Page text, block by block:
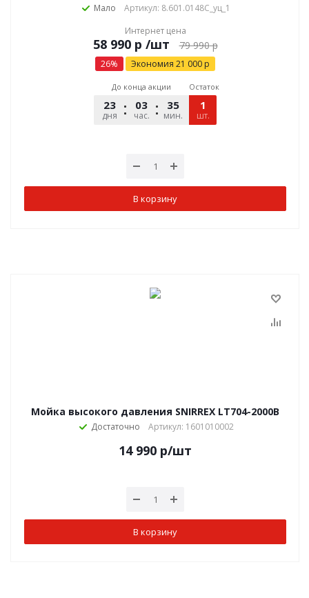
Мало
Артикул: 8.601.0148C_уц_1
Интернет цена
р /шт 79 990р
26% Экономия 21 000 р
До конца акции
23
дня
03
час.
35
мин.
28
сек.
Остаток
1
шт.
В корзину
Мойка высокого давления SNIRREX LT704-2000B
Достаточно Артикул: 1601010002
14 990 р/шт
В корзину